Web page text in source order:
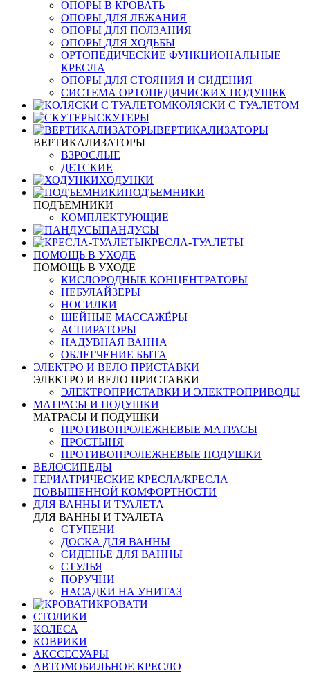
ОПОРЫ В КРОВАТЬ
ОПОРЫ ДЛЯ ЛЕЖАНИЯ
ОПОРЫ ДЛЯ ПОЛЗАНИЯ
ОПОРЫ ДЛЯ ХОДЬБЫ
ОРТОПЕДИЧЕСКИЕ ФУНКЦИОНАЛЬНЫЕ
КРЕСЛА
ОПОРЫ ДЛЯ СТОЯНИЯ И СИДЕНИЯ
СИСТЕМА ОРТОПЕДИЧИСКИХ ПОДУШЕК
КОЛЯСКИ С ТУАЛЕТОМ
СКУТЕРЫ
ВЕРТИКАЛИЗАТОРЫ
ВЕРТИКАЛИЗАТОРЫ
ВЗРОСЛЫЕ
ДЕТСКИЕ
ХОДУНКИ
ПОДЪЕМНИКИ
ПОДЪЕМНИКИ
КОМПЛЕКТУЮЩИЕ
ПАНДУСЫ
КРЕСЛА-ТУАЛЕТЫ
ПОМОЩЬ В УХОДЕ
ПОМОЩЬ В УХОДЕ
КИСЛОРОДНЫЕ КОНЦЕНТРАТОРЫ
НЕБУЛАЙЗЕРЫ
НОСИЛКИ
ШЕЙНЫЕ МАССАЖЁРЫ
АСПИРАТОРЫ
НАДУВНАЯ ВАННА
ОБЛЕГЧЕНИЕ БЫТА
ЭЛЕКТРО И ВЕЛО ПРИСТАВКИ
ЭЛЕКТРО И ВЕЛО ПРИСТАВКИ
ЭЛЕКТРОПРИСТАВКИ И ЭЛЕКТРОПРИВОДЫ
МАТРАСЫ И ПОДУШКИ
МАТРАСЫ И ПОДУШКИ
ПРОТИВОПРОЛЕЖНЕВЫЕ МАТРАСЫ
ПРОСТЫНЯ
ПРОТИВОПРОЛЕЖНЕВЫЕ ПОДУШКИ
ВЕЛОСИПЕДЫ
ГЕРИАТРИЧЕСКИЕ КРЕСЛА/КРЕСЛА
ПОВЫШЕННОЙ КОМФОРТНОСТИ
ДЛЯ ВАННЫ И ТУАЛЕТА
ДЛЯ ВАННЫ И ТУАЛЕТА
СТУПЕНИ
ДОСКА ДЛЯ ВАННЫ
СИДЕНЬЕ ДЛЯ ВАННЫ
СТУЛЬЯ
ПОРУЧНИ
НАСАДКИ НА УНИТАЗ
КРОВАТИ
СТОЛИКИ
КОЛЕСА
КОВРИКИ
АКССЕСУАРЫ
АВТОМОБИЛЬНОЕ КРЕСЛО